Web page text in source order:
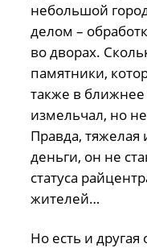
небольшой
делом –
во дворах.
памятники,
также в ближнее
измельчал, но
Правда, тяжелая
деньги, он не
статуса
жителей…
Но есть и